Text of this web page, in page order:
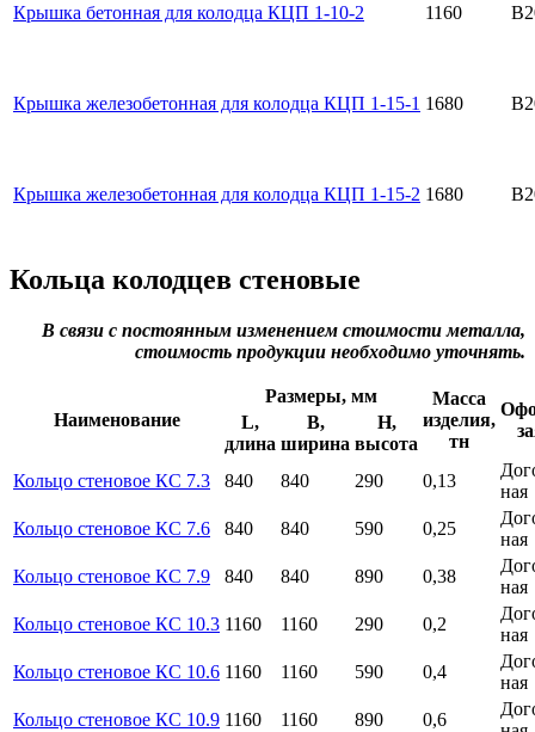
Крышка бетонная для колодца КЦП 1-10-2 1160
Крышка железобетонная для колодца КЦП 1-15-1 1680
Крышка железобетонная для колодца КЦП 1-15-2 1680
Кольца колодцев стеновые
В связи с постоянным изменением стоимости металла,
стоимость продукции необходимо уточнять.
Наименование
Размеры, мм
Масса
изделия,
тн
L,
длина
B,
ширина
H,
высота
Кольцо стеновое КС 7.3
840 840 290 0,13
ная
Кольцо стеновое КС 7.6
840 840 590 0,25
ная
Кольцо стеновое КС 7.9
840 840 890 0,38
ная
Кольцо стеновое КС 10.3 1160 1160 290 0,2
ная
Кольцо стеновое КС 10.6 1160 1160 590 0,4
ная
Кольцо стеновое КС 10.9 1160 1160 890 0,6